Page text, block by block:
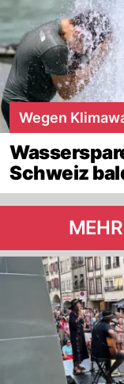
Wegen
Schweiz